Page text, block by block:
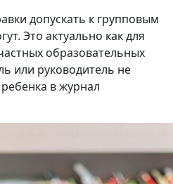
допускать к групповым
Это актуально как для
образовательных
или руководитель не
в журнал